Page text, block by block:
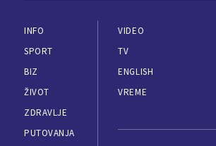
INFO
SPORT
BIZ
ŽIVOT
ZDRAVLJE
PUTOVANJA
VIDEO
TV
ENGLISH
VREME